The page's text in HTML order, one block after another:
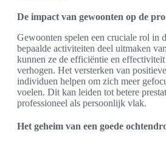
De impact van gewoonten op de
Gewoonten spelen een cruciale rol in
bepaalde activiteiten deel uitmaken
kunnen ze de efficiëntie en
verhogen. Het versterken van
individuen helpen om zich meer
voelen. Dit kan leiden tot betere
professioneel als persoonlijk vlak.
Het geheim van een goede